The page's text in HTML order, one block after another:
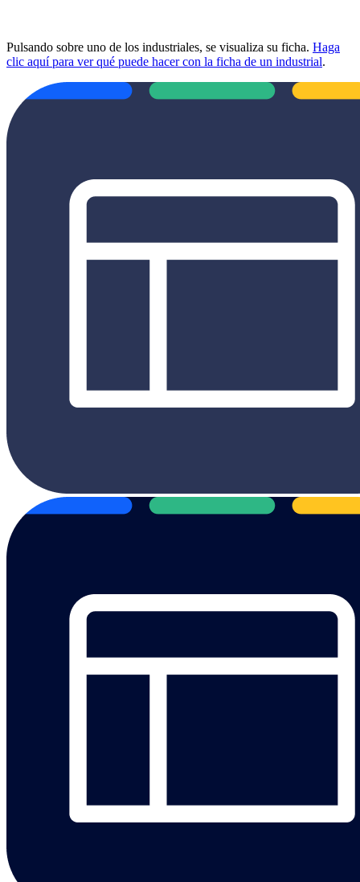
Pulsando sobre uno de los industriales, se visualiza su ficha. Haga
clic aquí para ver qué puede hacer con la ficha de un industrial.